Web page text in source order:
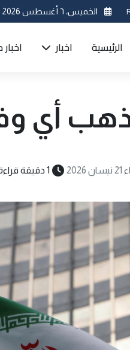
الخميس، ٦ أغسطس 2026
الرئيسية اخبار
أي
2026 1 دقيقة قراءة